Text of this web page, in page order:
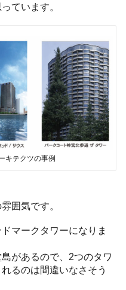
ています。
キテクツの事例
囲気です。
マークタワーになりま
があるので、2つのタワ
るのは間違いなさそう